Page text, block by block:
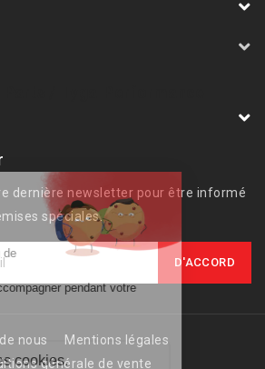
dernière newsletter pour être informé
spéciales.
nous
Mentions légales
générale de vente